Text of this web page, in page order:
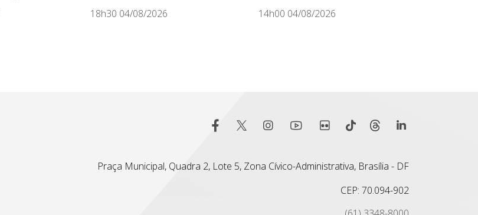
18h30 04/08/2026 14h00 04/08/2026
Praça Municipal, Quadra 2, Lote 5, Zona Cívico-Administrativa, Brasília - DF
CEP: 70.094-902